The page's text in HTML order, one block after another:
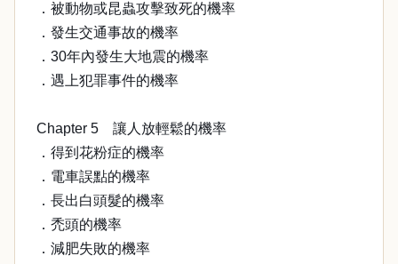
．被動物或昆蟲攻擊致死的機率
．發生交通事故的機率
．30年內發生大地震的機率
．遇上犯罪事件的機率
Chapter 5 讓人放輕鬆的機率
．得到花粉症的機率
．電車誤點的機率
．長出白頭髮的機率
．禿頭的機率
．減肥失敗的機率